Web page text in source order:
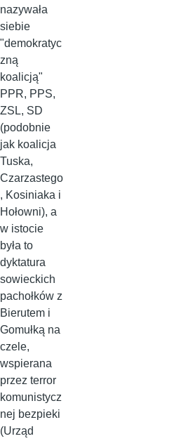
nazywała
siebie
"demokratyc
zną
koalicją"
PPR, PPS,
ZSL, SD
(podobnie
jak koalicja
Tuska,
Czarzastego
, Kosiniaka i
Hołowni), a
w istocie
była to
dyktatura
sowieckich
pachołków z
Bierutem i
Gomułką na
czele,
wspierana
przez terror
komunistycz
nej bezpieki
(Urząd